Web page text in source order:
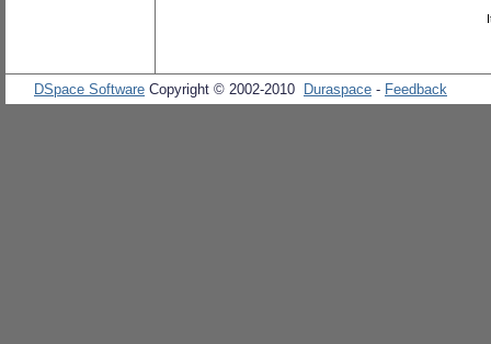
DSpace Software Copyright © 2002-2010 Duraspace - Feedback